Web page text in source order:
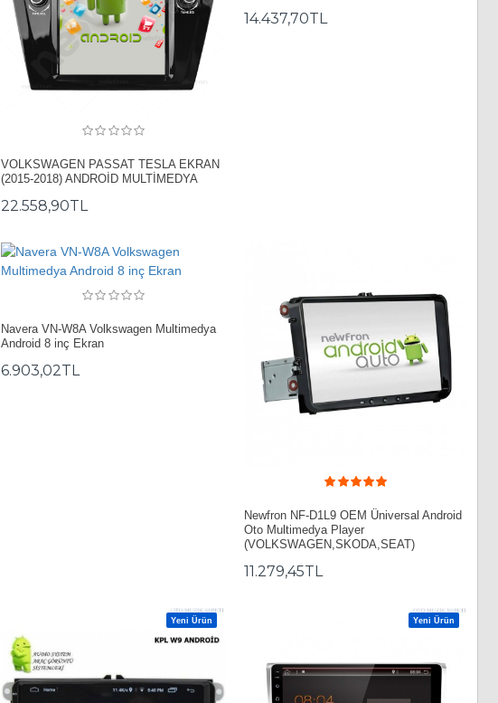
VOLKSWAGEN PASSAT TESLA EKRAN
(2015-2018) ANDROİD MULTİMEDYA
22.558,90TL
14.437,70TL
Navera VN-W8A Volkswagen Multimedya
Android 8 inç Ekran
6.903,02TL
Newfron NF-D1L9 OEM Üniversal Android
Oto Multimedya Player
(VOLKSWAGEN,SKODA,SEAT)
11.279,45TL
Yeni Ürün Yeni Ürün